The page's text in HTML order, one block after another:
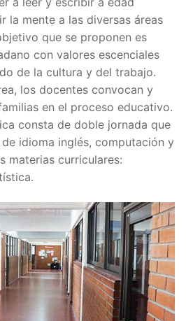
la mente a las diversas áreas
que se proponen es
con valores escenciales
de la cultura y del trabajo.
los docentes convocan y
en el proceso educativo.
consta de doble jornada que
idioma inglés, computación y
materias curriculares: